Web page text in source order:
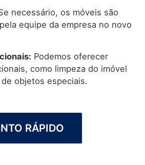
necessário, os móveis são
equipe da empresa no novo
Podemos oferecer
como limpeza do imóvel
objetos especiais.
RÁPIDO